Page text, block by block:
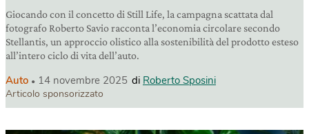
Giocando con il concetto di Still Life, la campagna scattata dal
fotografo Roberto Savio racconta l’economia circolare secondo
Stellantis, un approccio olistico alla sostenibilità del prodotto esteso
all’intero ciclo di vita dell’auto.
Auto 14 novembre 2025 di Roberto Sposini
Articolo sponsorizzato